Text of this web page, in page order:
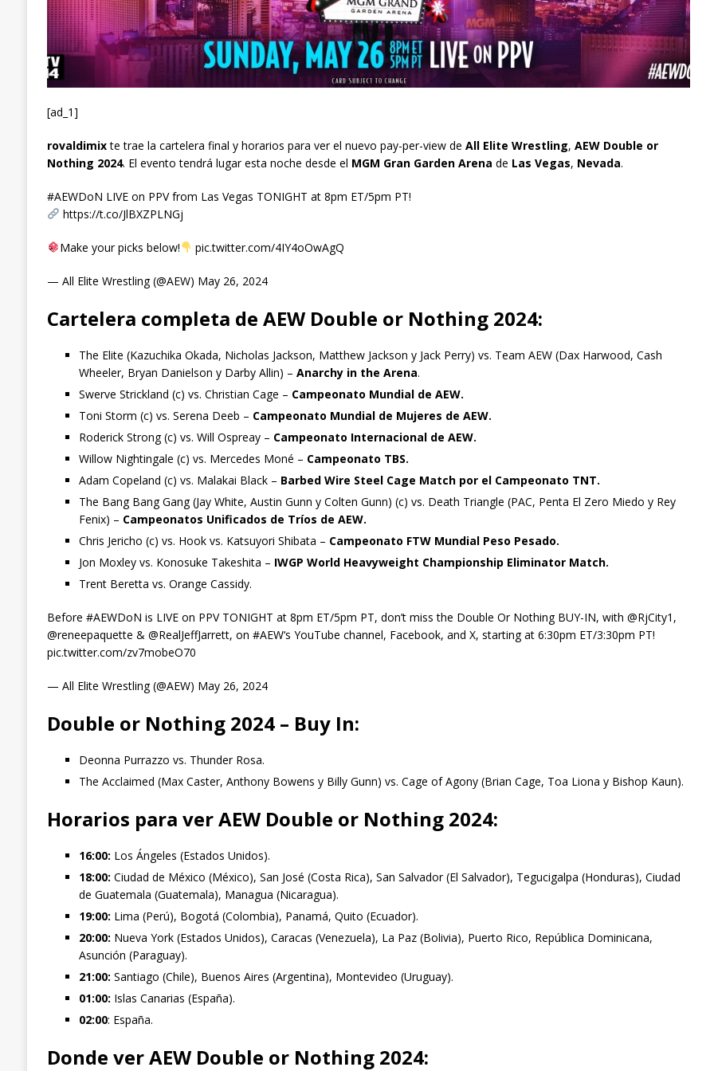
[ad_1]
rovaldimixte trae la cartelera final y horarios para ver el nuevo pay-per-view de All Elite Wrestling, AEW Double or
Nothing 2024. El evento tendrá lugar esta noche desde el MGM Gran Garden Arena de Las Vegas, Nevada.
#AEWDoN LIVE on PPV from Las Vegas TONIGHT at 8pm ET/5pm PT!
https://t.co/JlBXZPLNGj
Make your picks below! pic.twitter.com/4IY4oOwAgQ
— All Elite Wrestling (@AEW) May 26, 2024
Cartelera completa de AEW Double or Nothing 2024:
The Elite (Kazuchika Okada, Nicholas Jackson, Matthew Jackson y Jack Perry) vs. Team AEW (Dax Harwood, Cash
Wheeler, Bryan Danielson y Darby Allin) – Anarchy in the Arena.
Swerve Strickland (c) vs. Christian Cage – Campeonato Mundial de AEW.
Toni Storm (c) vs. Serena Deeb – Campeonato Mundial de Mujeres de AEW.
Roderick Strong (c) vs. Will Ospreay – Campeonato Internacional de AEW.
Willow Nightingale (c) vs. Mercedes Moné – Campeonato TBS.
Adam Copeland (c) vs. Malakai Black – Barbed Wire Steel Cage Match por el Campeonato TNT.
The Bang Bang Gang (Jay White, Austin Gunn y Colten Gunn) (c) vs. Death Triangle (PAC, Penta El Zero Miedo y Rey
Fenix) – Campeonatos Unificados de Tríos de AEW.
Chris Jericho (c) vs. Hook vs. Katsuyori Shibata – Campeonato FTW Mundial Peso Pesado.
Jon Moxley vs. Konosuke Takeshita – IWGP World Heavyweight Championship Eliminator Match.
Trent Beretta vs. Orange Cassidy.
Before #AEWDoN is LIVE on PPV TONIGHT at 8pm ET/5pm PT, don’t miss the Double Or Nothing BUY-IN, with @RjCity1,
@reneepaquette & @RealJeffJarrett, on #AEW‘s YouTube channel, Facebook, and X, starting at 6:30pm ET/3:30pm PT!
pic.twitter.com/zv7mobeO70
— All Elite Wrestling (@AEW) May 26, 2024
Double or Nothing 2024 – Buy In:
Deonna Purrazzo vs. Thunder Rosa.
The Acclaimed (Max Caster, Anthony Bowens y Billy Gunn) vs. Cage of Agony (Brian Cage, Toa Liona y Bishop Kaun).
Horarios para ver AEW Double or Nothing 2024:
16:00: Los Ángeles (Estados Unidos).
18:00: Ciudad de México (México), San José (Costa Rica), San Salvador (El Salvador), Tegucigalpa (Honduras), Ciudad
de Guatemala (Guatemala), Managua (Nicaragua).
19:00: Lima (Perú), Bogotá (Colombia), Panamá, Quito (Ecuador).
20:00: Nueva York (Estados Unidos), Caracas (Venezuela), La Paz (Bolivia), Puerto Rico, República Dominicana,
Asunción (Paraguay).
21:00: Santiago (Chile), Buenos Aires (Argentina), Montevideo (Uruguay).
01:00: Islas Canarias (España).
02:00: España.
Donde ver AEW Double or Nothing 2024: